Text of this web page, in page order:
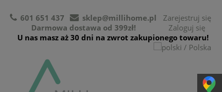
601 651 437
sklep@millihome.pl
Darmowa dostawa od 399zł!
U nas masz aż 30 dni na zwrot zakupionego towaru!
Zarejestruj się
Zaloguj się